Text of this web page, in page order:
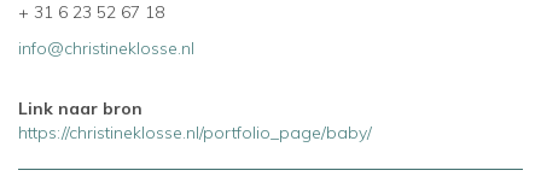
+ 31 6 23 52 67 18
info@christineklosse.nl
Link naar bron
https://christineklosse.nl/portfolio_page/baby/